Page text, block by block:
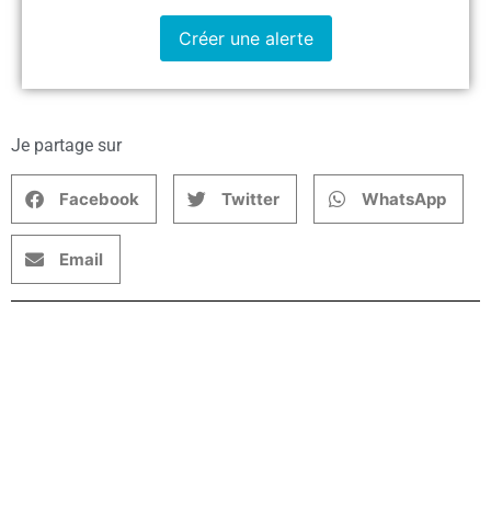
Créer une alerte
Je partage sur
Facebook Twitter WhatsApp
Email